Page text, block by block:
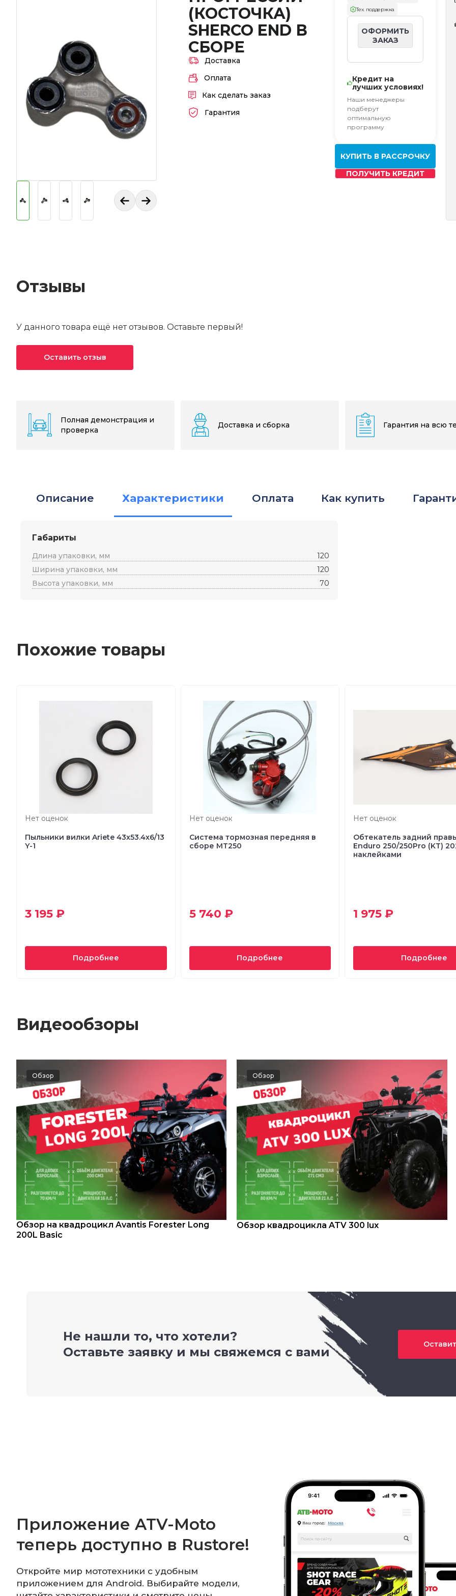
(КОСТОЧКА)
SHERCO END В
СБОРЕ
Доставка
Оплата
Как сделать заказ
Гарантия
Тех. поддержка
ОФОРМИТЬ
ЗАКАЗ
Кредит на
лучших условиях!
Наши менеджеры
подберут
оптимальную
программу
КУПИТЬ В РАССРОЧКУ
ПОЛУЧИТЬ КРЕДИТ
Отзывы
У данного товара ещё нет отзывов. Оставьте первый!
Оставить отзыв
Полная демонстрация и
проверка
Доставка и сборка Гарантия на всю
Описание Характеристики Оплата Как купить
Габариты
Длина упаковки, мм
120
Ширина упаковки, мм
120
Высота упаковки, мм
70
Похожие товары
Нет оценок
Пыльники вилки Ariete 43x53.4x6/13
Y-1
3 195 ₽
Подробнее
Нет оценок
Система тормозная передняя в
сборе MT250
5 740 ₽
Подробнее
Нет оценок
Обтекатель задний
Enduro 250/250Pro (KT)
наклейками
1 975 ₽
Подробнее
Видеообзоры
Обзор
Обзор на квадроцикл Avantis Forester Long
200L Basic
Обзор
Обзор квадроцикла ATV 300 lux
Не нашли то, что хотели?
Оставьте заявку и мы свяжемся с вами
Приложение ATV-Moto
теперь доступно в Rustore!
Откройте мир мототехники с удобным
приложением для Android. Выбирайте модели,